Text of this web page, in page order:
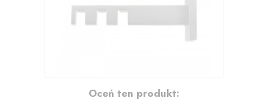
Oceń ten produkt: